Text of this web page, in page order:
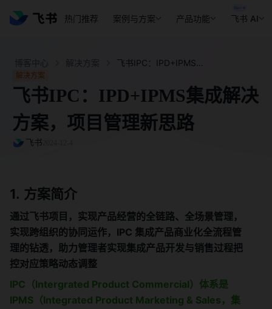
热门推荐 案例与方案 产品功能 飞书 AI
解决方案
飞书IPC：IPD+IPMS集成解决
方案，项目管理新思路
飞书
方案简介️
通过飞书项目，实现产品经营的全链路、全场景管理，
实现跨组织的协同运作，IPC 集成产品商业化全流程管
理的钻透，助力管理者实现集成产品开发与销售过程把
控对应策略动态调整
IPC（Intergrated Product Commercial）体系是
IPMS（Integrated Product Marketing & Sales，集